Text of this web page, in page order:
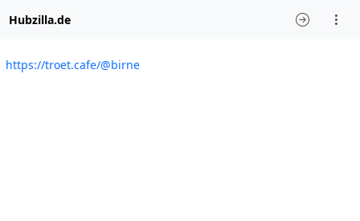
Hubzilla.de
https://troet.cafe/@birne